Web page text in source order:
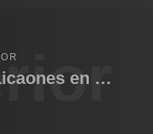
Zambia 2025-10 Licaones en el rio